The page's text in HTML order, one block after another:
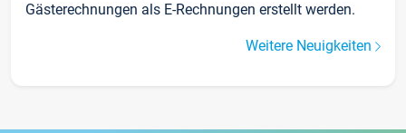
Gästerechnungen als E-Rechnungen erstellt werden.
Weitere Neuigkeiten